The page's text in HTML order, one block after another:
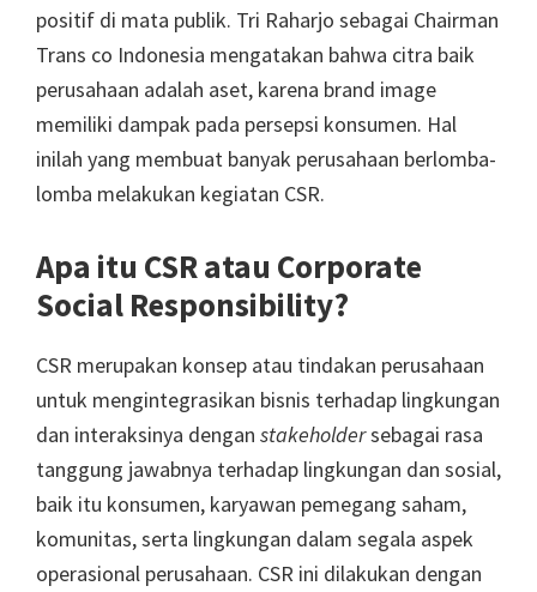
positif di mata publik. Tri Raharjo sebagai Chairman
Trans co Indonesia mengatakan bahwa citra baik
perusahaan adalah aset, karena brand image
memiliki dampak pada persepsi konsumen. Hal
inilah yang membuat banyak perusahaan berlomba-
lomba melakukan kegiatan CSR.
Apa itu CSR atau Corporate
Social Responsibility?
CSR merupakan konsep atau tindakan perusahaan
untuk mengintegrasikan bisnis terhadap lingkungan
dan interaksinya dengan stakeholdersebagai rasa
tanggung jawabnya terhadap lingkungan dan sosial,
baik itu konsumen, karyawan pemegang saham,
komunitas, serta lingkungan dalam segala aspek
operasional perusahaan. CSR ini dilakukan dengan